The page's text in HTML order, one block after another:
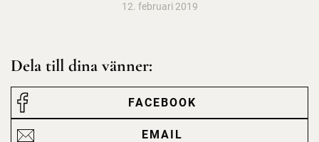
12. februari 2019
Dela till dina vänner:
FACEBOOK
EMAIL